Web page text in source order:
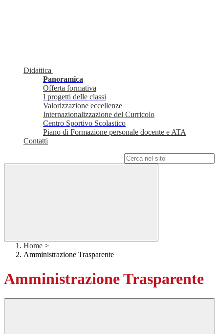
Didattica
Panoramica
Offerta formativa
I progetti delle classi
Valorizzazione eccellenze
Internazionalizzazione del Curricolo
Centro Sportivo Scolastico
Piano di Formazione personale docente e ATA
Contatti
Home >
Amministrazione Trasparente
Amministrazione Trasparente